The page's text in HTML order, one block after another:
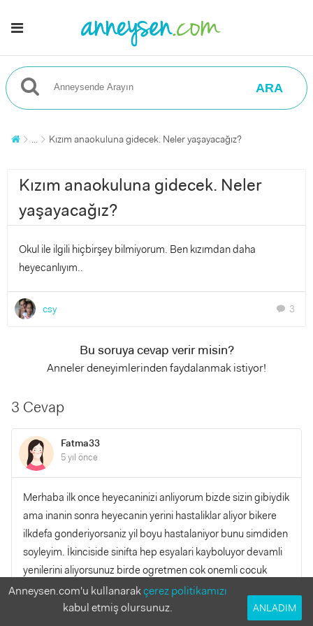
ARA
... Kızım anaokuluna gidecek. Neler yaşayacağız?
Kızım anaokuluna gidecek. Neler
yaşayacağız?
Okul ile ilgili hiçbirşey bilmiyorum. Ben kızımdan daha
heyecanlıyım..
csy chat 3
Bu soruya cevap verir misin?
Anneler deneyimlerinden faydalanmak istiyor!
3 Cevap
Fatma33
5 yıl önce
Merhaba ilk once heyecaninizi anliyorum bizde sizin gibiydik
ama inanin sonra heyecanin yerini hastaliklar aliyor bikere
ilkdefa gonderiyorsaniz yil boyu hastalaniyor bunu simdiden
soyleyim. İkinciside sinifta hep esyalari kayboluyor devamli
yenilerini aliyorsunuz birde ogretmen cok onemli cocuk
ogretmenine cok onem verir. Eger siniftaki ogretmen biraz
hircin ve cocugunuza karsi ilgisiz bir ogretmense bu cocugu
Anneysen.com'u kullanarakçerez politikamızı
kabul etmiş olursunuz.
ANLADIM